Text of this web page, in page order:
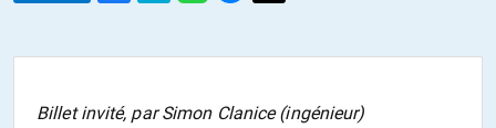
Billet invité, par Simon Clanice (ingénieur)